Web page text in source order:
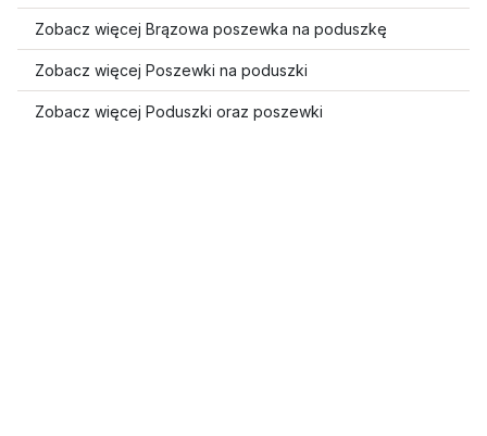
Zobacz więcej Brązowa poszewka na poduszkę
Zobacz więcej Poszewki na poduszki
Zobacz więcej Poduszki oraz poszewki